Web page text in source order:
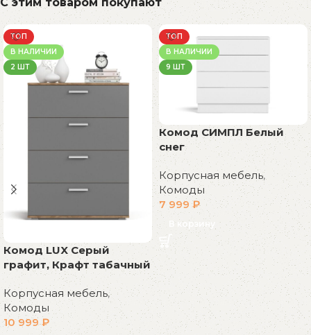
С этим товаром покупают
ТОП
В НАЛИЧИИ
2 ШТ
Комод LUX Серый
графит, Крафт табачный
Корпусная мебель,
Комоды
10 999₽
ТОП
В НАЛИЧИИ
9 ШТ
Комод СИМПЛ Белый
снег
Корпусная мебель,
Комоды
7 999₽
В корзину